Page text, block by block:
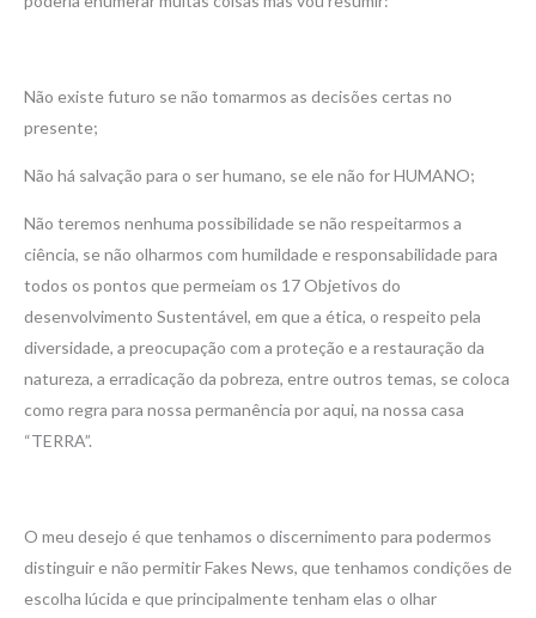
Não existe futuro se não tomarmos as decisões certas no
presente;
Não há salvação para o ser humano, se ele não for HUMANO;
Não teremos nenhuma possibilidade se não respeitarmos a
ciência, se não olharmos com humildade e responsabilidade para
todos os pontos que permeiam os 17 Objetivos do
desenvolvimento Sustentável, em que a ética, o respeito pela
diversidade, a preocupação com a proteção e a restauração da
natureza, a erradicação da pobreza, entre outros temas, se coloca
como regra para nossa permanência por aqui, na nossa casa
“TERRA”.
O meu desejo é que tenhamos o discernimento para podermos
distinguir e não permitir Fakes News, que tenhamos condições de
escolha lúcida e que principalmente tenham elas o olhar